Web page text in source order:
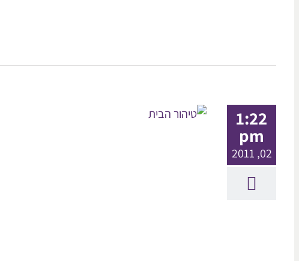
1:22
pm
02, 2011